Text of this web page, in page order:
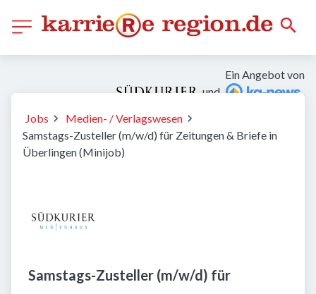
Ein Angebot von
und
Jobs
Medien- / Verlagswesen
Samstags-Zusteller (m/w/d) für Zeitungen & Briefe in
Überlingen (Minijob)
Samstags-Zusteller (m/w/d) für